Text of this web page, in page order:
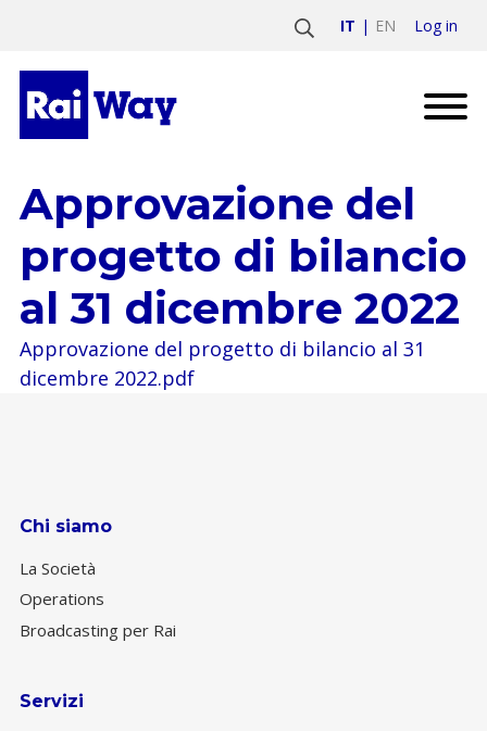
IT EN Log in
Approvazione del
progetto di bilancio
al 31 dicembre 2022
Approvazione del progetto di bilancio al 31
dicembre 2022.pdf
Chi siamo
La Società
Operations
Broadcasting per Rai
Servizi